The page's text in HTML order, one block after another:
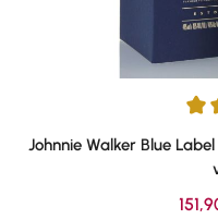
Durchschnittliche
Johnnie Walker Blue